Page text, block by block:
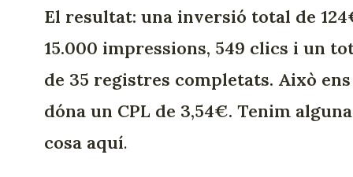
El resultat: una inversió total de
15.000 impressions, 549 clics i un
de 35 registres completats. Això ens
dóna un CPL de 3,54€. Tenim alguna
cosa aquí.